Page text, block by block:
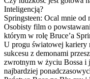
Inteligencją?
Springsteen: Ocal mnie
Osobisty film o
którym w rolę Bruce’a
U progu światowej kariery
sukcesu z demonami
zwrotnym w życiu Bossa i
najbardziej